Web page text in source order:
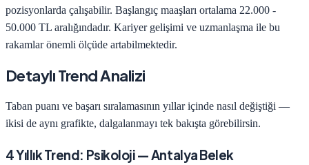
pozisyonlarda çalışabilir. Başlangıç maaşları ortalama 22.000 -
50.000 TL aralığındadır. Kariyer gelişimi ve uzmanlaşma ile bu
rakamlar önemli ölçüde artabilmektedir.
Detaylı Trend Analizi
Taban puanı ve başarı sıralamasının yıllar içinde nasıl değiştiği —
ikisi de aynı grafikte, dalgalanmayı tek bakışta görebilirsin.
4Yıllık Trend: Psikoloji—Antalya Belek